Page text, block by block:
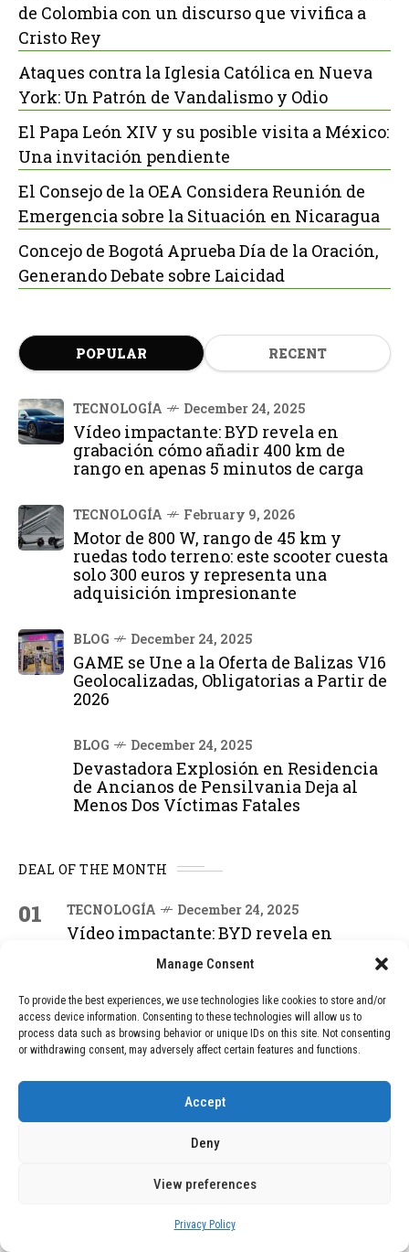
Manage Consent
To provide the best experiences, we use technologies like cookies to store and/or
access device information. Consenting to these technologies will allow us to
process data such as browsing behavior or unique IDs on this site. Not consenting
or withdrawing consent, may adversely affect certain features and functions.
Accept
Deny
View preferences
Privacy Policy
de Colombia con un discurso que vivifica a
Cristo Rey
Ataques contra la Iglesia Católica en Nueva
York: Un Patrón de Vandalismo y Odio
El Papa León XIV y su posible visita a México:
Una invitación pendiente
El Consejo de la OEA Considera Reunión de
Emergencia sobre la Situación en Nicaragua
Concejo de Bogotá Aprueba Día de la Oración,
Generando Debate sobre Laicidad
POPULAR RECENT
TECNOLOGÍA December 24, 2025
Vídeo impactante: BYD revela en
grabación cómo añadir 400 km de
rango en apenas 5 minutos de carga
TECNOLOGÍA February 9, 2026
Motor de 800 W, rango de 45 km y
ruedas todo terreno: este scooter cuesta
solo 300 euros y representa una
adquisición impresionante
BLOG December 24, 2025
GAME se Une a la Oferta de Balizas V16
Geolocalizadas, Obligatorias a Partir de
2026
BLOG December 24, 2025
Devastadora Explosión en Residencia
de Ancianos de Pensilvania Deja al
Menos Dos Víctimas Fatales
DEAL OF THE MONTH
01 TECNOLOGÍA December 24, 2025
Vídeo impactante: BYD revela en
en apenas 5 minutos de carga
02 TECNOLOGÍA February 9, 2026
Motor de 800 W, rango de 45 km y
ruedas todo terreno: este scooter cuesta
solo 300 euros y representa una
adquisición impresionante
December 24, 2025
Geolocalizadas, Obligatorias a Partir de